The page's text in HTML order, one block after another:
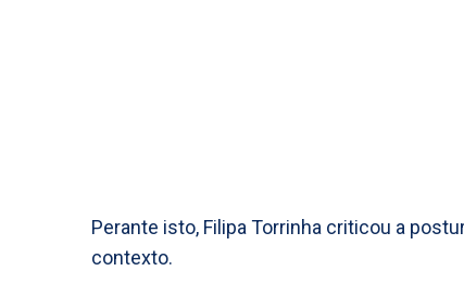
Perante isto, Filipa Torrinha criticou a
contexto.